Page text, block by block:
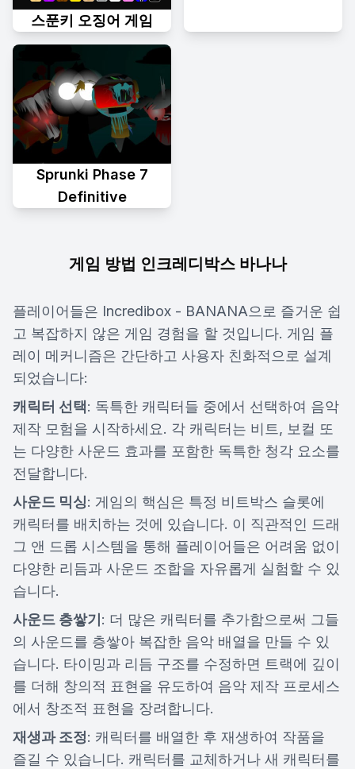
스푼키 오징어 게임
Sprunki Phase 7
Definitive
게임 방법 인크레디박스 바나나
플레이어들은 Incredibox - BANANA으로 즐거운 쉽
고 복잡하지 않은 게임 경험을 할 것입니다. 게임 플
레이 메커니즘은 간단하고 사용자 친화적으로 설계
되었습니다:
캐릭터 선택: 독특한 캐릭터들 중에서 선택하여 음악
제작 모험을 시작하세요. 각 캐릭터는 비트, 보컬 또
는 다양한 사운드 효과를 포함한 독특한 청각 요소를
전달합니다.
사운드 믹싱: 게임의 핵심은 특정 비트박스 슬롯에
캐릭터를 배치하는 것에 있습니다. 이 직관적인 드래
그 앤 드롭 시스템을 통해 플레이어들은 어려움 없이
다양한 리듬과 사운드 조합을 자유롭게 실험할 수 있
습니다.
사운드 층쌓기 : 더 많은 캐릭터를 추가함으로써 그들
의 사운드를 층쌓아 복잡한 음악 배열을 만들 수 있
습니다. 타이밍과 리듬 구조를 수정하면 트랙에 깊이
를 더해 창의적 표현을 유도하여 음악 제작 프로세스
에서 창조적 표현을 장려합니다.
재생과 조정: 캐릭터를 배열한 후 재생하여 작품을
즐길 수 있습니다. 캐릭터를 교체하거나 새 캐릭터를